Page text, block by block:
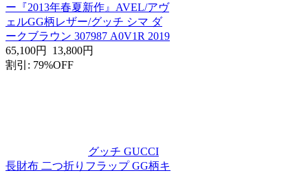
ー『2013年春夏新作』AVEL/アヴ
ェルGG柄レザー/グッチ シマ ダ
ークブラウン 307987 A0V1R 2019
65,100円
13,800円
割引: 79%OFF
グッチ GUCCI
長財布 二つ折りフラップ GG柄キ